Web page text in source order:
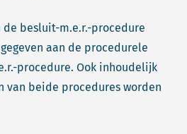
besluit-m.e.r.-procedure
aan de procedurele
procedure. Ook inhoudelijk
van beide procedures worden